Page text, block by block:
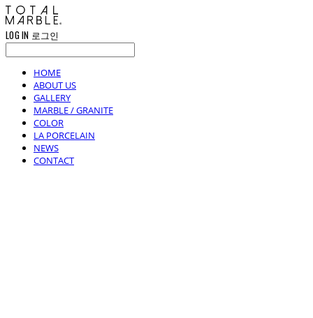
LOG IN 로그인
HOME
ABOUT US
GALLERY
MARBLE / GRANITE
COLOR
LA PORCELAIN
NEWS
CONTACT